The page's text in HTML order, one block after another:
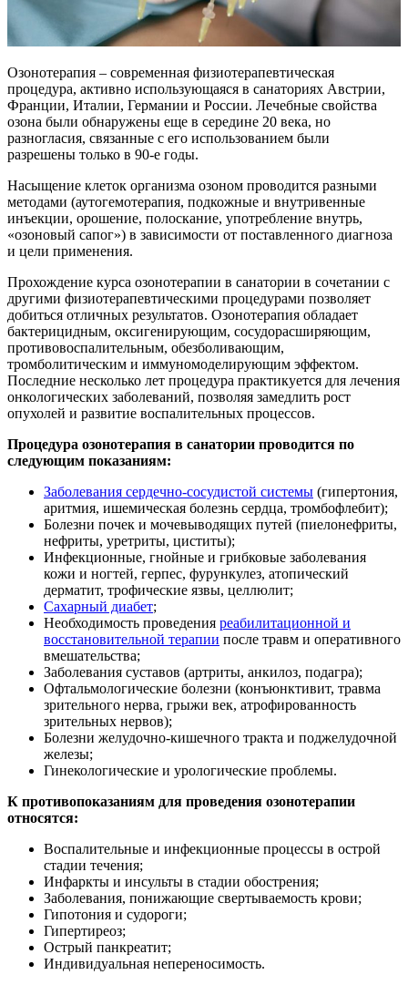
Озонотерапия – современная физиотерапевтическая
процедура, активно использующаяся в санаториях Австрии,
Франции, Италии, Германии и России. Лечебные свойства
озона были обнаружены еще в середине 20 века, но
разногласия, связанные с его использованием были
разрешены только в 90-е годы.
Насыщение клеток организма озоном проводится разными
методами (аутогемотерапия, подкожные и внутривенные
инъекции, орошение, полоскание, употребление внутрь,
«озоновый сапог») в зависимости от поставленного диагноза
и цели применения.
Прохождение курса озонотерапии в санатории в сочетании с
другими физиотерапевтическими процедурами позволяет
добиться отличных результатов. Озонотерапия обладает
бактерицидным, оксигенирующим, сосудорасширяющим,
противовоспалительным, обезболивающим,
тромболитическим и иммуномоделирующим эффектом.
Последние несколько лет процедура практикуется для лечения
онкологических заболеваний, позволяя замедлить рост
опухолей и развитие воспалительных процессов.
Процедура озонотерапия в санатории проводится по
следующим показаниям:
Заболевания сердечно-сосудистой системы (гипертония,
аритмия, ишемическая болезнь сердца, тромбофлебит);
Болезни почек и мочевыводящих путей (пиелонефриты,
нефриты, уретриты, циститы);
Инфекционные, гнойные и грибковые заболевания
кожи и ногтей, герпес, фурункулез, атопический
дерматит, трофические язвы, целлюлит;
Сахарный диабет;
Необходимость проведения реабилитационной и
восстановительной терапии после травм и оперативного
вмешательства;
Заболевания суставов (артриты, анкилоз, подагра);
Офтальмологические болезни (конъюнктивит, травма
зрительного нерва, грыжи век, атрофированность
зрительных нервов);
Болезни желудочно-кишечного тракта и поджелудочной
железы;
Гинекологические и урологические проблемы.
К противопоказаниям для проведения озонотерапии
относятся:
Воспалительные и инфекционные процессы в острой
стадии течения;
Инфаркты и инсульты в стадии обострения;
Заболевания, понижающие свертываемость крови;
Гипотония и судороги;
Гипертиреоз;
Острый панкреатит;
Индивидуальная непереносимость.